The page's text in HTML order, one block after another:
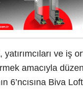
yatırımcıları ve iş
amacıyla
6’ncısına Biva